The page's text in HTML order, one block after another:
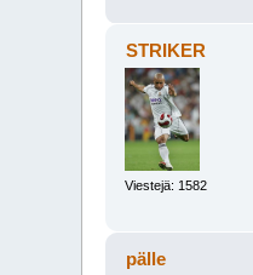
STRIKER
Viestejä: 1582
pälle